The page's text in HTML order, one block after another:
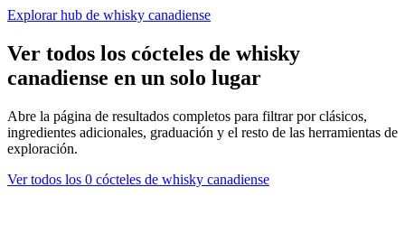
Explorar hub de whisky canadiense
Ver todos los cócteles de whisky
canadiense en un solo lugar
Abre la página de resultados completos para filtrar por clásicos,
ingredientes adicionales, graduación y el resto de las herramientas de
exploración.
Ver todos los 0 cócteles de whisky canadiense